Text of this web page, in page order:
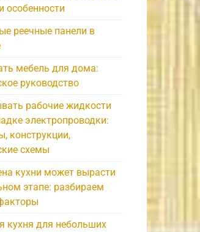
особенности
реечные панели в
мебель для дома:
руководство
рабочие жидкости
электропроводки:
конструкции,
схемы
кухни может вырасти
этапе: разбираем
кухня для небольших